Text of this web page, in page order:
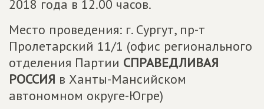
2018 года в 12.00 часов.
Место проведения: г. Сургут, пр-т
Пролетарский 11/1 (офис регионального
отделения Партии СПРАВЕДЛИВАЯ
РОССИЯ в Ханты-Мансийском
автономном округе-Югре)